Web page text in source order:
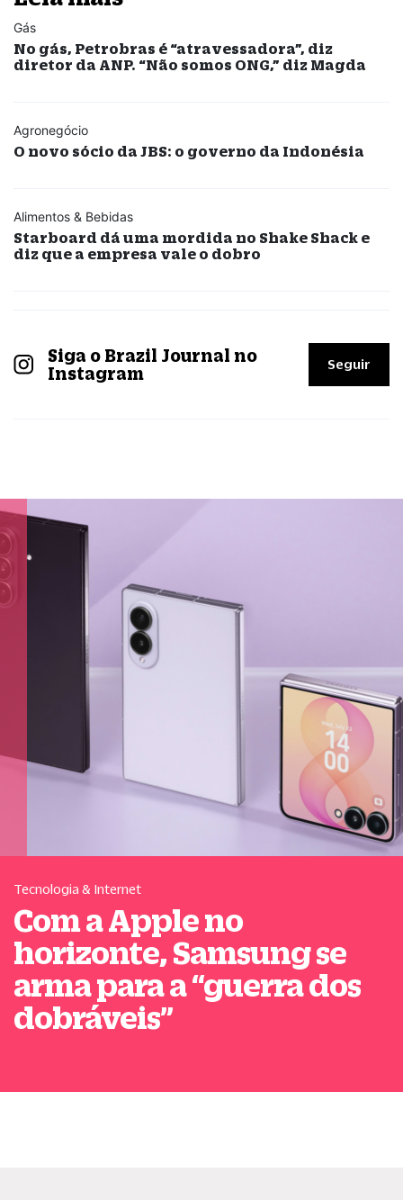
Gás
No gás, Petrobras é “atravessadora”, diz
diretor da ANP. “Não somos ONG,” diz Magda
Agronegócio
O novo sócio da JBS: o governo da Indonésia
Alimentos & Bebidas
Starboard dá uma mordida no Shake Shack e
diz que a empresa vale o dobro
Siga o Brazil Journal no
Instagram
Seguir
Tecnologia & Internet
Com a Apple no
horizonte, Samsung se
arma para a“guerra dos
dobráveis”